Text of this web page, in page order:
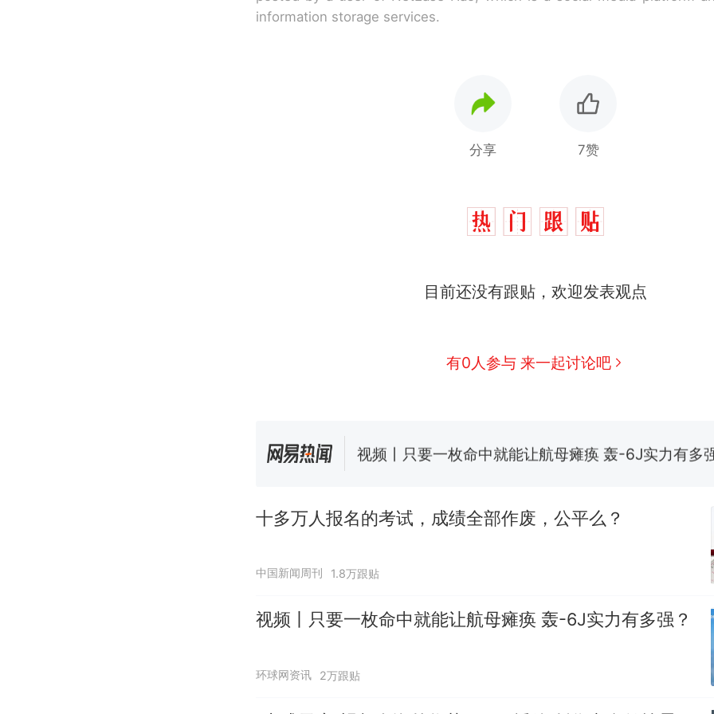
information storage services.
分享 7赞
目前还没有跟贴，欢迎发表观点
有0人参与 来一起讨论吧
全球唯一没有法定首都的国家，刚改国名，总统就
视频丨只要一枚命中就能让航母瘫痪 轰-6J实力有多
热 十多万人报名的考试，成绩全部作废，公平么？
十多万人报名的考试，成绩全部作废，公平么？
中国新闻周刊 1.8万跟贴
视频丨只要一枚命中就能让航母瘫痪 轰-6J实力有多强？
环球网资讯 2万跟贴